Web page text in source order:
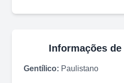
Informações de
Gentílico: Paulistano